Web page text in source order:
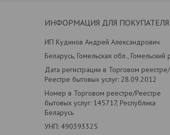
ИНФОРМАЦИЯ ДЛЯ ПОКУПАТЕЛЯ
ИП Кудинов Андрей Александрович
Беларусь, Гомельская обл., Гомельский
Дата регистрации в Торговом реестре/
Реестре бытовых услуг: 28.09.2012
Номер в Торговом реестре/Реестре
бытовых услуг: 145717, Республика
Беларусь
УНП: 490393325